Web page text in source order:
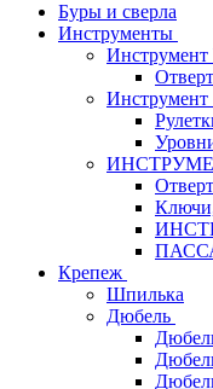
Буры и сверла
Инструменты
Инструмент
Крепеж
Шпилька
Дюбель